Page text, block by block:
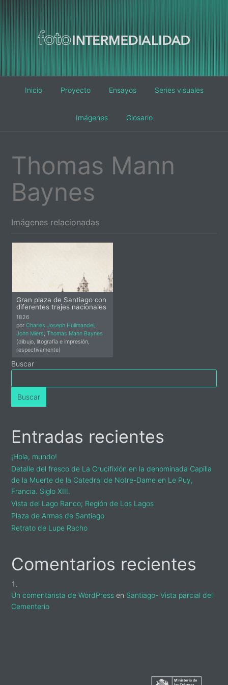
Main
Inicio Proyecto Ensayos Series visuales
Imágenes Glosario
Thomas Mann
Baynes
Imágenes relacionadas
Gran plaza de Santiago con
diferentes trajes nacionales
1826
porCharles Joseph Hullmandel ,
John Miers,Thomas Mann Baynes
(dibujo, litografía e impresión,
respectivamente)
Primary
Sidebar
Buscar
Buscar
Entradas recientes
¡Hola, mundo!
Detalle del fresco de La Crucifixión en la denominada Capilla
de la Muerte de la Catedral de Notre-Dame en Le Puy,
Francia. Siglo XIII.
Vista del Lago Ranco; Región de Los Lagos
Plaza de Armas de Santiago
Retrato de Lupe Racho
Comentarios recientes
Un comentarista de WordPress en Santiago- Vista parcial del
Cementerio